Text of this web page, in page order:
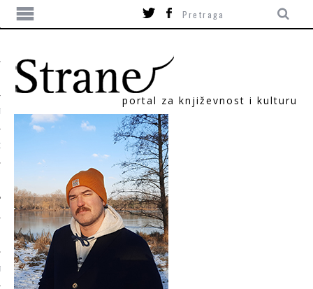
portal za književnost i kulturu